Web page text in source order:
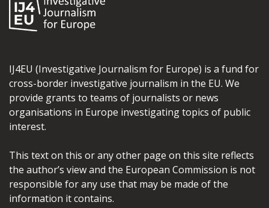
IJ4EU (Investigative Journalism for Europe) is a fund for
cross-border investigative journalism in the EU. We
provide grants to teams of journalists or news
organisations in Europe investigating topics of public
interest.
This text on this or any other page on this site reflects
the author’s view and the European Commission is not
responsible for any use that may be made of the
information it contains.